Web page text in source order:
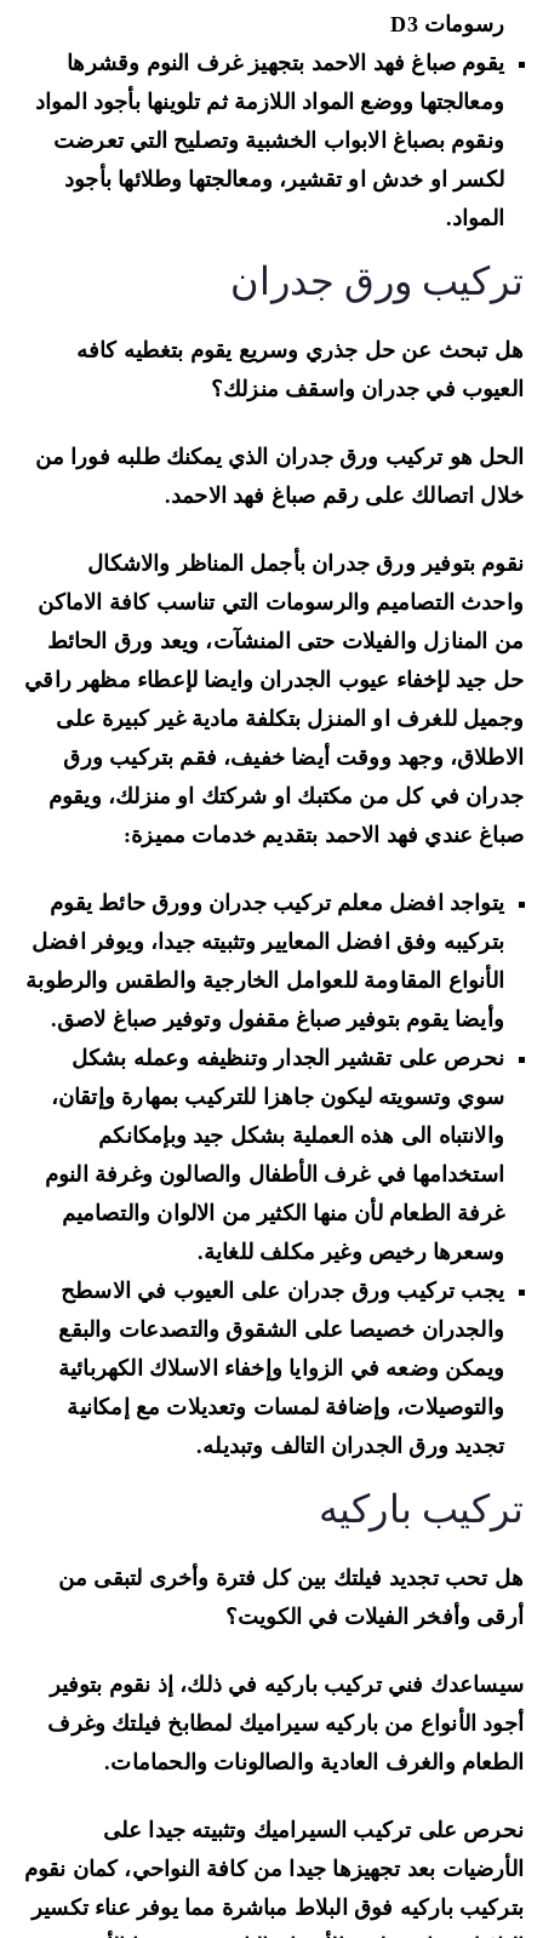
رسومات D3
يقوم صباغ فهد الاحمد بتجهيز غرف النوم وقشرها
ومعالجتها ووضع المواد اللازمة ثم تلوينها بأجود المواد
ونقوم بصباغ الابواب الخشبية وتصليح التي تعرضت
لكسر او خدش او تقشير، ومعالجتها وطلائها بأجود
المواد.
ورق جدران
تبحث عن حل جذري وسريع يقوم بتغطيه كافه
في جدران واسقف منزلك؟
هو تركيب ورق جدران الذي يمكنك طلبه فورا من
اتصالك على رقم صباغ فهد الاحمد.
بتوفير ورق جدران بأجمل المناظر والاشكال
التصاميم والرسومات التي تناسب كافة الاماكن
المنازل والفيلات حتى المنشآت، ويعد ورق الحائط
جيد لإخفاء عيوب الجدران وايضا لإعطاء مظهر راقي
للغرف او المنزل بتكلفة مادية غير كبيرة على
وجهد ووقت أيضا خفيف، فقم بتركيب ورق
في كل من مكتبك او شركتك او منزلك، ويقوم
عندي فهد الاحمد بتقديم خدمات مميزة:
يتواجد افضل معلم تركيب جدران وورق حائط يقوم
بتركيبه وفق افضل المعايير وتثبيته جيدا، ويوفر افضل
الأنواع المقاومة للعوامل الخارجية والطقس والرطوبة
وأيضا يقوم بتوفير صباغ مقفول وتوفير صباغ لاصق.
نحرص على تقشير الجدار وتنظيفه وعمله بشكل
سوي وتسويته ليكون جاهزا للتركيب بمهارة وإتقان،
والانتباه الى هذه العملية بشكل جيد وبإمكانكم
استخدامها في غرف الأطفال والصالون وغرفة النوم
غرفة الطعام لأن منها الكثير من الالوان والتصاميم
وسعرها رخيص وغير مكلف للغاية.
يجب تركيب ورق جدران على العيوب في الاسطح
والجدران خصيصا على الشقوق والتصدعات والبقع
ويمكن وضعه في الزوايا وإخفاء الاسلاك الكهربائية
والتوصيلات، وإضافة لمسات وتعديلات مع إمكانية
تجديد ورق الجدران التالف وتبديله.
باركيه
تحب تجديد فيلتك بين كل فترة وأخرى لتبقى من
وأفخر الفيلات في الكويت؟
فني تركيب باركيه في ذلك، إذ نقوم بتوفير
الأنواع من باركيه سيراميك لمطابخ فيلتك وغرف
والغرف العادية والصالونات والحمامات.
على تركيب السيراميك وتثبيته جيدا على
بعد تجهيزها جيدا من كافة النواحي، كمان نقوم
باركيه فوق البلاط مباشرة مما يوفر عناء تكسير